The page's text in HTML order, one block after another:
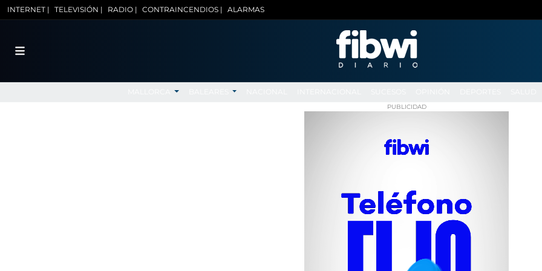
INTERNET | TELEVISIÓN | RADIO | CONTRAINCENDIOS | ALARMAS